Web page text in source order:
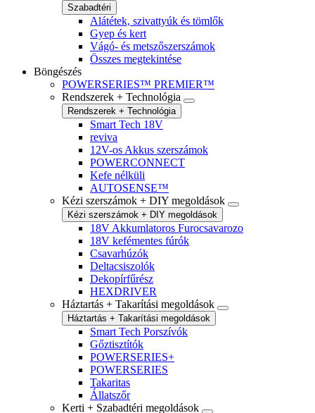
Szabadtéri
Alátétek, szivattyúk és tömlők
Gyep és kert
Vágó- és metszőszerszámok
Összes megtekintése
Böngészés
POWERSERIES™ PREMIER™
Rendszerek + Technológia
Rendszerek + Technológia
Smart Tech 18V
reviva
12V-os Akkus szerszámok
POWERCONNECT
Kefe nélküli
AUTOSENSE™
Kézi szerszámok + DIY megoldások
Kézi szerszámok + DIY megoldások
18V Akkumlatoros Furocsavarozo
18V kefémentes fúrók
Csavarhúzók
Deltacsiszolók
Dekopírfűrész
HEXDRIVER
Háztartás + Takarítási megoldások
Háztartás + Takarítási megoldások
Smart Tech Porszívók
Gőztisztítók
POWERSERIES+
POWERSERIES
Takaritas
Állatszőr
Kerti + Szabadtéri megoldások